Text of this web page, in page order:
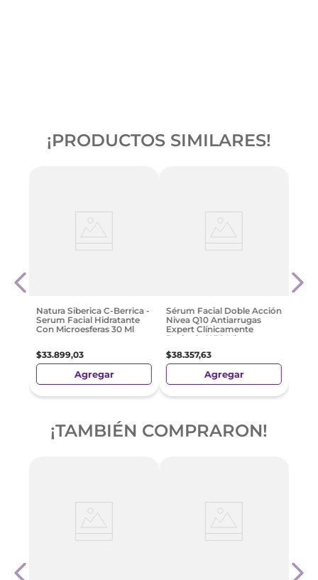
¡PRODUCTOS SIMILARES!
Natura Siberica C-Berrica -
Serum Facial Hidratante
Con Microesferas 30 Ml
$33.899,03
Agregar
Sérum Facial Doble Acción
Nivea Q10 Antiarrugas
Expert Clínicamente
Probado X 30 Ml
$38.357,63
Agregar
¡TAMBIÉN COMPRARON!